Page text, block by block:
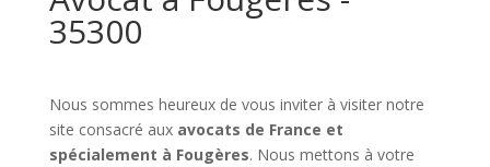
35300
Nous sommes heureux de vous inviter à visiter notre
site consacré aux avocats de France et
spécialement à Fougères. Nous mettons à votre